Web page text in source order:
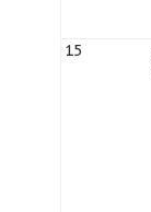
15